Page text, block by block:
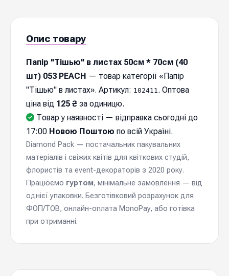
Опис товару
Папір "Тішью" в листах 50см * 70см (40
шт) 053 PEACH — товар категорії «Папір
"Тішью" в листах». Артикул: 102411. Оптова
ціна від 125 ₴ за одиницю.
Товар у наявності — відправка cьогодні до
17:00 Новою Поштою по всій Україні.
Diamond Pack — постачальник пакувальних
матеріалів і свіжих квітів для квіткових студій,
флористів та event-декораторів з 2020 року.
Працюємо гуртом, мінімальне замовлення — від
однієї упаковки. Безготівковий розрахунок для
ФОП/ТОВ, онлайн-оплата MonoPay, або готівка
при отриманні.